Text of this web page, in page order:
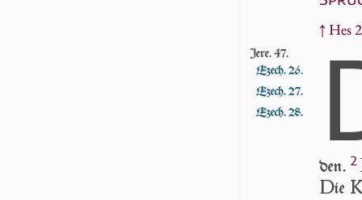
↑ Hes
Jere. 47.
Ezech. 26.
Ezech. 27.
Ezech. 28.
den. 2
Die K